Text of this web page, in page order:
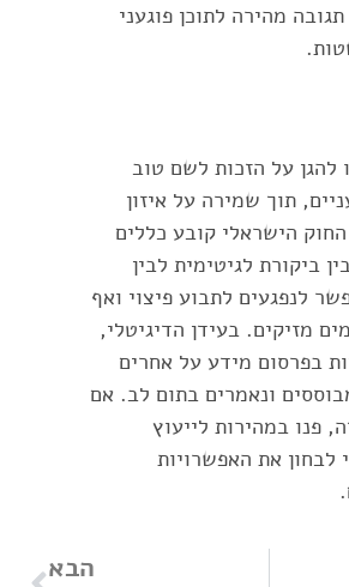
מהירה לתוכן פוגעני
להגן על הזכות לשם טוב
תוך שמירה על איזון
הישראלי קובע כללים
ביקורת לגיטימית לבין
לנפגעים לתבוע פיצוי ואף
מזיקים. בעידן הדיגיטלי,
בפרסום מידע על אחרים
ונאמרים בתום לב. אם
פנו במהירות לייעוץ
לבחון את האפשרויות
הבא